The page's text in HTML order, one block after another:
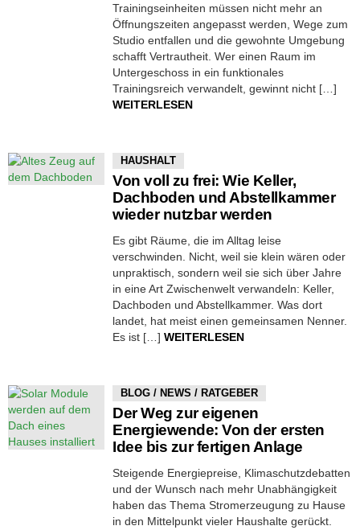
Trainingseinheiten müssen nicht mehr an
Öffnungszeiten angepasst werden, Wege zum
Studio entfallen und die gewohnte Umgebung
schafft Vertrautheit. Wer einen Raum im
Untergeschoss in ein funktionales
Trainingsreich verwandelt, gewinnt nicht […]
WEITERLESEN
HAUSHALT
Von voll zu frei: Wie Keller,
Dachboden und Abstellkammer
wieder nutzbar werden
Es gibt Räume, die im Alltag leise
verschwinden. Nicht, weil sie klein wären oder
unpraktisch, sondern weil sie sich über Jahre
in eine Art Zwischenwelt verwandeln: Keller,
Dachboden und Abstellkammer. Was dort
landet, hat meist einen gemeinsamen Nenner.
Es ist […] WEITERLESEN
BLOG / NEWS / RATGEBER
Der Weg zur eigenen
Energiewende: Von der ersten
Idee bis zur fertigen Anlage
Steigende Energiepreise, Klimaschutzdebatten
und der Wunsch nach mehr Unabhängigkeit
haben das Thema Stromerzeugung zu Hause
in den Mittelpunkt vieler Haushalte gerückt.